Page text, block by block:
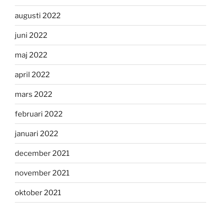
augusti 2022
juni 2022
maj 2022
april 2022
mars 2022
februari 2022
januari 2022
december 2021
november 2021
oktober 2021